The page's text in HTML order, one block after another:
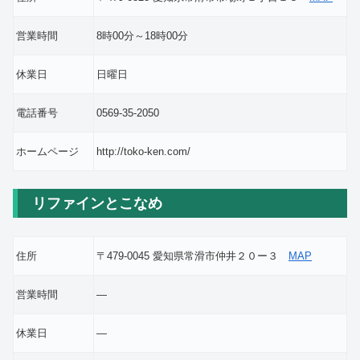
営業時間 8時00分～18時00分
休業日 日曜日
電話番号 0569-35-2050
ホームページ http://toko-ken.com/
リファインとこなめ
住所 〒479-0045 愛知県常滑市仲井２０ー３ MAP
営業時間 ―
休業日 ―